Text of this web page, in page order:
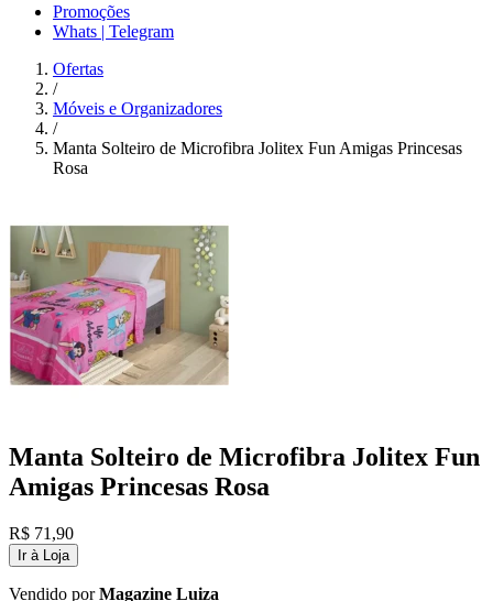
Promoções
Whats | Telegram
Ofertas
/
Móveis e Organizadores
/
Manta Solteiro de Microfibra Jolitex Fun Amigas Princesas
Rosa
Manta Solteiro de Microfibra Jolitex Fun
Amigas Princesas Rosa
R$ 71,90
Ir à Loja
Vendido porMagazine Luiza